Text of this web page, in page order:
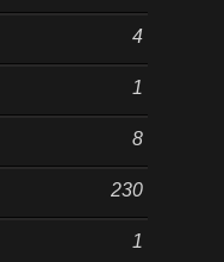
4
1
8
230
1